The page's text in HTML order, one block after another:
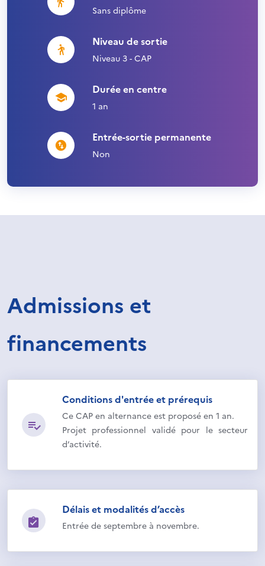
Sans diplôme
Niveau de sortie
Niveau 3 - CAP
Durée en centre
1 an
Entrée-sortie permanente
Non
Admissions et
financements
Conditions d'entrée et prérequis
Ce CAP en alternance est proposé en 1 an.
Projet professionnel validé pour le secteur
d’activité.
Délais et modalités d’accès
Entrée de septembre à novembre.